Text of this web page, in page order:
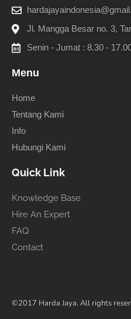
Jl. Mangga Besar no. 3,
Senin - Jumat : 8.30 -
Menu
Home
Tentang Kami
Info
Hubungi Kami
Quick Link
Knowledge Base
Hire An Expert
FAQ
Contact
©2017 Harda Jaya. All rights